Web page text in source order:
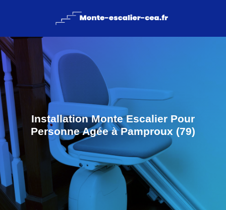
Installation Monte Escalier Pour
Personne Agée à Pamproux (79)